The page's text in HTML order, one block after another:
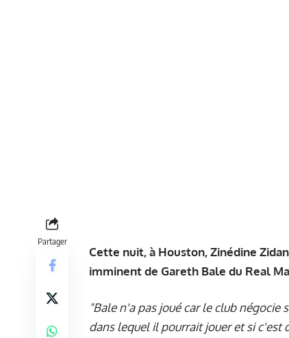
Partager
Cette nuit, à Houston, Zinédine
imminent de Gareth Bale du Real
"Bale n'a pas joué car le club négocie
dans lequel il pourrait jouer et si c'est